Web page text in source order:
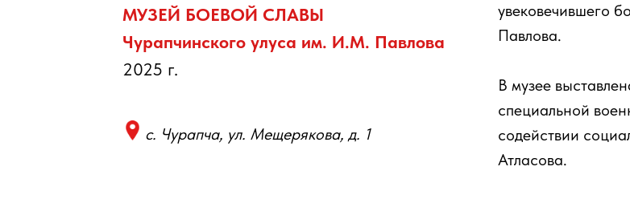
МУЗЕЙ БОЕВОЙ СЛАВЫ
Чурапчинского улуса им. И.М. Павлова
2025 г.
с. Чурапча, ул. Мещерякова, д. 1
увековечившего
Павлова.
В музее
специальной
содействии
Атласова.